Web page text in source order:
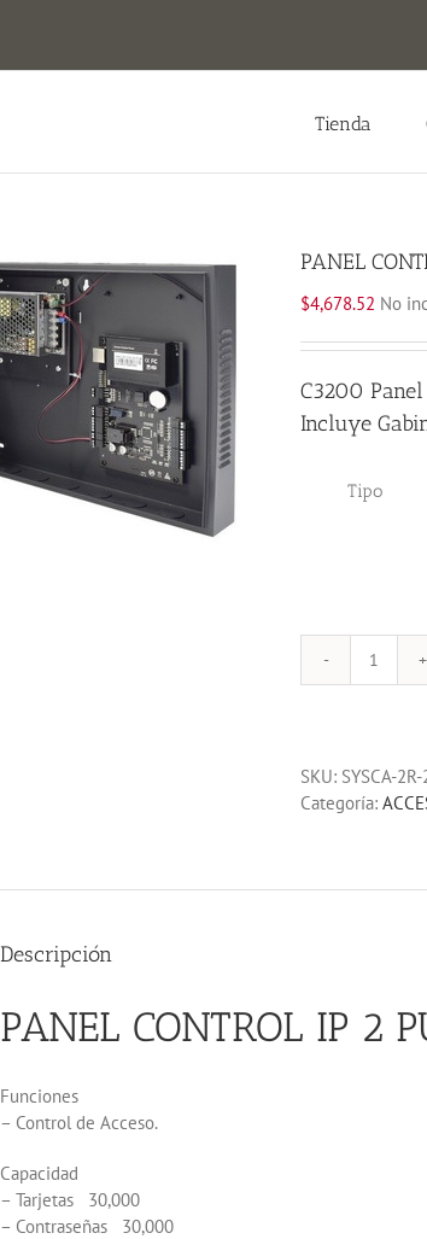
Tienda
PANEL
$4,678.52 No
C3200
Incluye
Tipo
PANEL
SKU: SYSCA-
Categoría:
Descripción
PANEL CONTROL IP 2
Funciones
– Control de Acceso.
Capacidad
– Tarjetas 30,000
– Contraseñas 30,000